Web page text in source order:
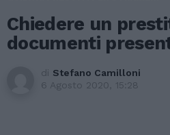
Chiedere un
documenti
di Stefano Camilloni
6 Agosto 2020, 15:28